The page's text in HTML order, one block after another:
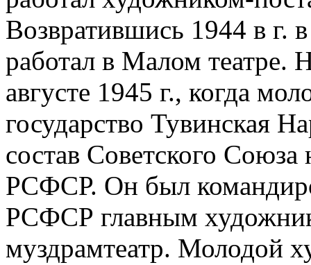
Возвратившись 1944 в г.
работал в Малом театре.
августе 1945 г., когда
государство Тувинская
состав Советского Союза
РСФСР. Он был
РСФСР главным
муздрамтеатр. Молодой